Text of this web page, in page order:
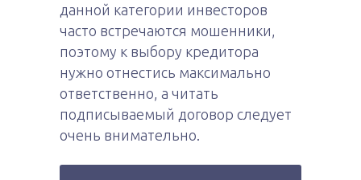
данной категории инвесторов
часто встречаются мошенники,
поэтому к выбору кредитора
нужно отнестись максимально
ответственно, а читать
подписываемый договор следует
очень внимательно.